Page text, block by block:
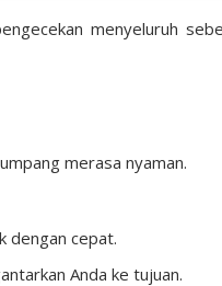
menyeluruh
merasa nyaman.
dengan cepat.
Anda ke tujuan.